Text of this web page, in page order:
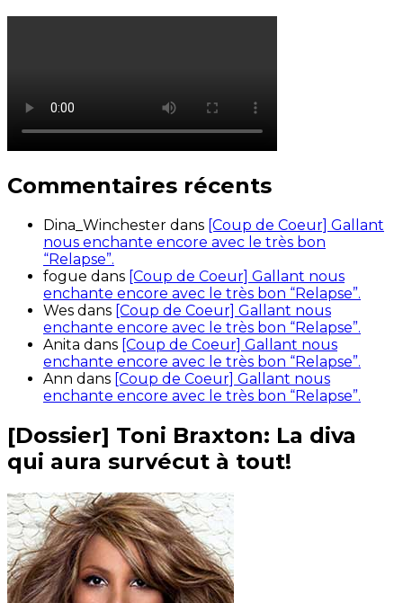
Commentaires récents
Dina_Winchester dans [Coup de Coeur] Gallant
nous enchante encore avec le très bon
“Relapse”.
fogue dans [Coup de Coeur] Gallant nous
enchante encore avec le très bon “Relapse”.
Wes dans [Coup de Coeur] Gallant nous
enchante encore avec le très bon “Relapse”.
Anita dans [Coup de Coeur] Gallant nous
enchante encore avec le très bon “Relapse”.
Ann dans [Coup de Coeur] Gallant nous
enchante encore avec le très bon “Relapse”.
[Dossier] Toni Braxton: La diva
qui aura survécut à tout!